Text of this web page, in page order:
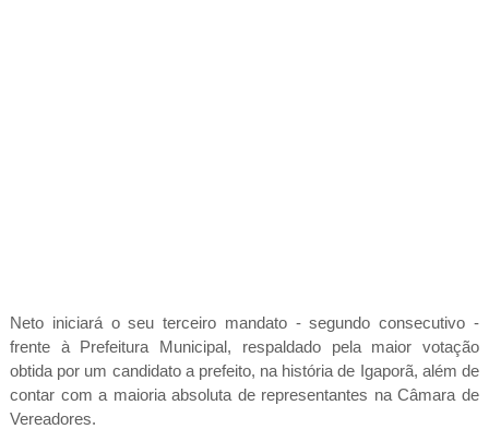
Neto iniciará o seu terceiro mandato - segundo consecutivo -
frente à Prefeitura Municipal, respaldado pela maior votação
obtida por um candidato a prefeito, na história de Igaporã, além de
contar com a maioria absoluta de representantes na Câmara de
Vereadores.